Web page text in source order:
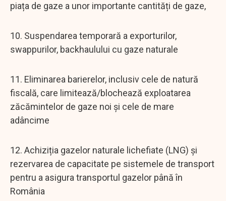
piața de gaze a unor importante cantități de gaze,
10. Suspendarea temporară a exporturilor,
swappurilor, backhaulului cu gaze naturale
11. Eliminarea barierelor, inclusiv cele de natură
fiscală, care limitează/blochează exploatarea
zăcămintelor de gaze noi și cele de mare
adâncime
12. Achiziția gazelor naturale lichefiate (LNG) și
rezervarea de capacitate pe sistemele de transport
pentru a asigura transportul gazelor până în
România